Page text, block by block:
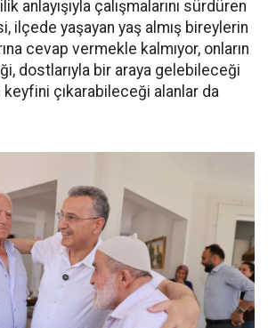
anlayışıyla çalışmalarını sürdüren
ilçede yaşayan yaş almış bireylerin
cevap vermekle kalmıyor, onların
dostlarıyla bir araya gelebileceği
keyfini çıkarabileceği alanlar da